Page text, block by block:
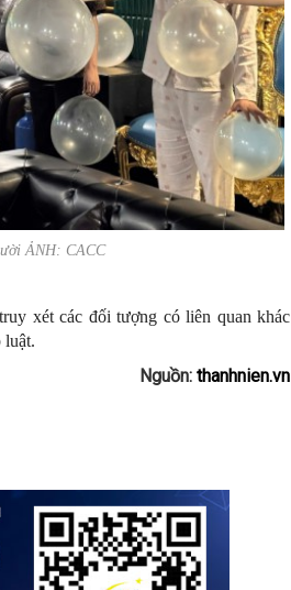
ẢNH: CACC
xét các đối tượng có liên quan khác
luật.
Nguồn:thanhnien.vn